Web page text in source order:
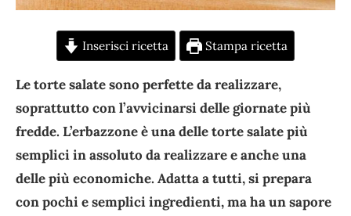
Inserisci ricetta Stampa ricetta
Le torte salate sono perfette da realizzare,
soprattutto con l’avvicinarsi delle giornate più
fredde. L’erbazzone è una delle torte salate più
semplici in assoluto da realizzare e anche una
delle più economiche. Adatta a tutti, si prepara
con pochi e semplici ingredienti, ma ha un sapore